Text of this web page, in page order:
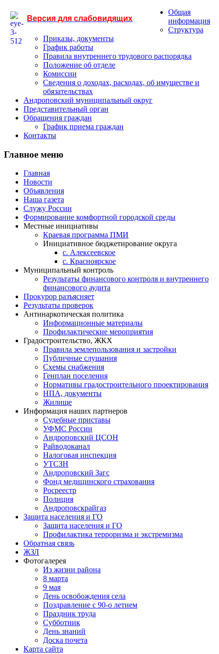
Версия для слабовидящих
Общая
информация
Структура
Приказы, документы
График работы
Правила внутреннего трудового распорядка
Положение об отделе
Комиссии
Сведения о доходах, расходах, об имуществе и
обязательствах
Андроповский муниципальный округ
Представительный орган
Обращения граждан
График приема граждан
Контакты
Главное меню
Главная
Новости
Объявления
Наша газета
Служу России
Формирование комфортной городской среды
Местные инициативы
Краевая программа ПМИ
Инициативное бюджетирование округа
с. Алексеевское
с. Красноярское
Муниципальный контроль
Результаты финансового контроля и внутреннего
финансового аудита
Прокурор разъясняет
Результаты проверок
Антинаркотическая политика
Информационные материалы
Профилактические мероприятия
Градостроительство, ЖКХ
Правила землепользования и застройки
Публичные слушания
Схемы снабжения
Генплан поселения
Нормативы градостроительного проектирования
НПА, документы
Жилище
Информация наших партнеров
Судебные приставы
УФМС России
Андроповский ЦСОН
Райводоканал
Налоговая инспекция
УТСЗН
Андроповский Загс
Фонд медицинского страхования
Росреестр
Полиция
Андроповскрайгаз
Защита населения и ГО
Защита населения и ГО
Профилактика терроризма и экстремизма
Обратная связь
ЖЗЛ
Фотогалерея
Из жизни района
8 марта
9 мая
День освобождения села
Поздравление с 90-о летием
Праздник труда
Субботник
День знаний
Доска почета
Карта сайта